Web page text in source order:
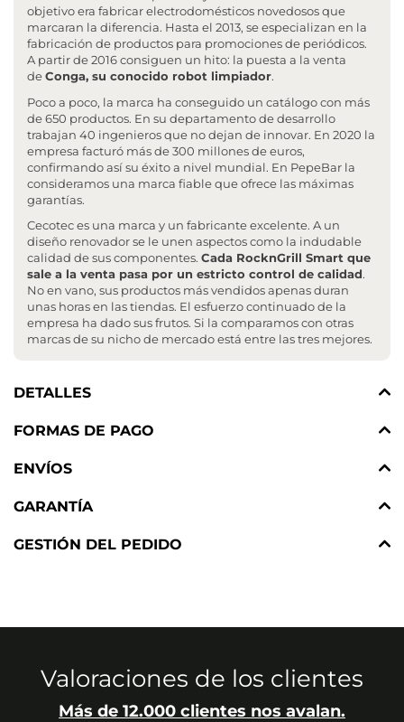
objetivo era fabricar electrodomésticos novedosos que
marcaran la diferencia. Hasta el 2013, se especializan en la
fabricación de productos para promociones de periódicos.
A partir de 2016 consiguen un hito: la puesta a la venta
deConga, su conocido robot limpiador.
Poco a poco, la marca ha conseguido un catálogo con más
de 650 productos. En su departamento de desarrollo
trabajan 40 ingenieros que no dejan de innovar. En 2020 la
empresa facturó más de 300 millones de euros,
confirmando así su éxito a nivel mundial. En PepeBar la
consideramos una marca fiable que ofrece las máximas
garantías.
Cecotec es una marca y un fabricante excelente. A un
diseño renovador se le unen aspectos como la indudable
calidad de sus componentes. Cada RocknGrill Smart que
sale a la venta pasa por un estricto control de calidad.
No en vano, sus productos más vendidos apenas duran
unas horas en las tiendas. El esfuerzo continuado de la
empresa ha dado sus frutos. Si la comparamos con otras
marcas de su nicho de mercado está entre las tres mejores.
DETALLES
FORMAS DE PAGO
ENVÍOS
GARANTÍA
GESTIÓN DEL PEDIDO
Valoraciones de los clientes
Más de 12.000 clientes nos avalan.